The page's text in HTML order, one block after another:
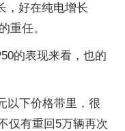
，好在纯电增长
重任。
的表现来看，也的
以下价格带里，很
仅有重回5万辆再次